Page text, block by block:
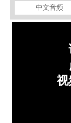
中文音频